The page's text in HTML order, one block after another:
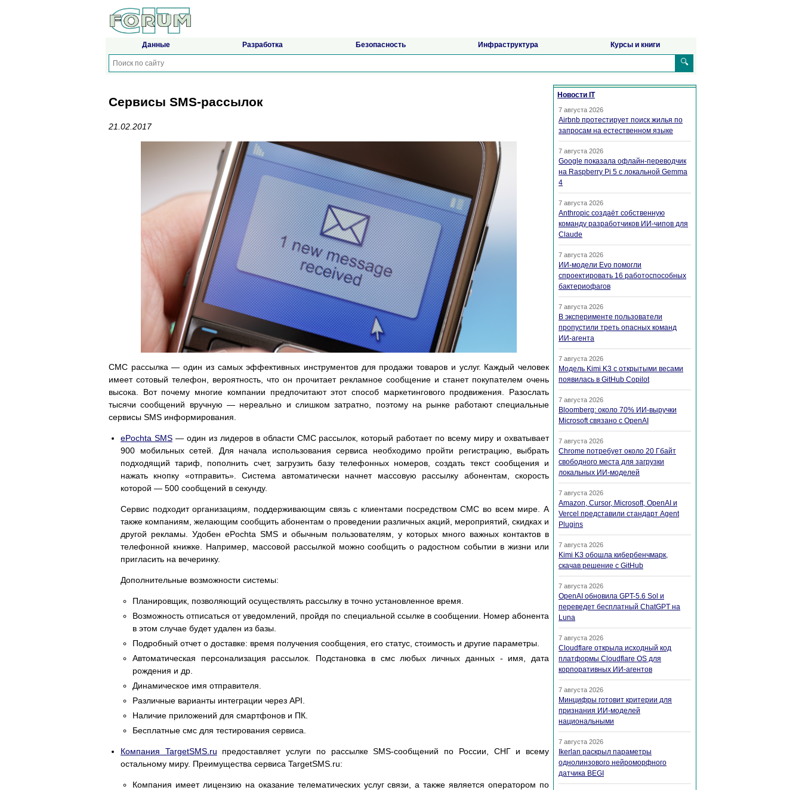
Данные Разработка Безопасность Инфраструктура Курсы и книги
🔍
Сервисы SMS-рассылок
21.02.2017
СМС рассылка — один из самых эффективных инструментов для продажи товаров и услуг. Каждый человек
имеет сотовый телефон, вероятность, что он прочитает рекламное сообщение и станет покупателем очень
высока. Вот почему многие компании предпочитают этот способ маркетингового продвижения. Разослать
тысячи сообщений вручную — нереально и слишком затратно, поэтому на рынке работают специальные
сервисы SMS информирования.
ePochta SMS— один из лидеров в области СМС рассылок, который работает по всему миру и охватывает
900 мобильных сетей. Для начала использования сервиса необходимо пройти регистрацию, выбрать
подходящий тариф, пополнить счет, загрузить базу телефонных номеров, создать текст сообщения и
нажать кнопку «отправить». Система автоматически начнет массовую рассылку абонентам, скорость
которой — 500 сообщений в секунду.
Сервис подходит организациям, поддерживающим связь с клиентами посредством СМС во всем мире. А
также компаниям, желающим сообщить абонентам о проведении различных акций, мероприятий, скидках и
другой рекламы. Удобен ePochta SMS и обычным пользователям, у которых много важных контактов в
телефонной книжке. Например, массовой рассылкой можно сообщить о радостном событии в жизни или
пригласить на вечеринку.
Дополнительные возможности системы:
Планировщик, позволяющий осуществлять рассылку в точно установленное время.
Возможность отписаться от уведомлений, пройдя по специальной ссылке в сообщении. Номер абонента
в этом случае будет удален из базы.
Подробный отчет о доставке: время получения сообщения, его статус, стоимость и другие параметры.
Автоматическая персонализация рассылок. Подстановка в смс любых личных данных - имя, дата
рождения и др.
Динамическое имя отправителя.
Различные варианты интеграции через API.
Наличие приложений для смартфонов и ПК.
Бесплатные смс для тестирования сервиса.
Компания TargetSMS.ru предоставляет услуги по рассылке SMS-сообщений по России, СНГ и всему
остальному миру. Преимущества сервиса TargetSMS.ru:
Компания имеет лицензию на оказание телематических услуг связи, а также является оператором по
Новости IT
7 августа 2026
Airbnb протестирует поиск жилья по
запросам на естественном языке
7 августа 2026
Google показала офлайн-переводчик
на Raspberry Pi 5 с локальной Gemma
4
7 августа 2026
Anthropic создаёт собственную
команду разработчиков ИИ-чипов для
Claude
7 августа 2026
ИИ-модели Evo помогли
спроектировать 16 работоспособных
бактериофагов
7 августа 2026
В эксперименте пользователи
пропустили треть опасных команд
ИИ-агента
7 августа 2026
Модель Kimi K3 с открытыми весами
появилась в GitHub Copilot
7 августа 2026
Bloomberg: около 70% ИИ-выручки
Microsoft связано с OpenAI
7 августа 2026
Chrome потребует около 20 Гбайт
свободного места для загрузки
локальных ИИ-моделей
7 августа 2026
Amazon, Cursor, Microsoft, OpenAI и
Vercel представили стандарт Agent
Plugins
7 августа 2026
Kimi K3 обошла кибербенчмарк,
скачав решение с GitHub
7 августа 2026
OpenAI обновила GPT-5.6 Sol и
переведет бесплатный ChatGPT на
Luna
7 августа 2026
Cloudflare открыла исходный код
платформы Cloudflare OS для
корпоративных ИИ-агентов
7 августа 2026
Минцифры готовит критерии для
признания ИИ-моделей
национальными
7 августа 2026
Ikerlan раскрыл параметры
однолинзового нейроморфного
датчика BEGI